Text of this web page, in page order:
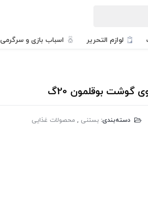
لوازم التحریر اسباب بازی و سرگرمی
بوقلمون 20گ
دسته‌بندی: بستنی , محصولات غذایی